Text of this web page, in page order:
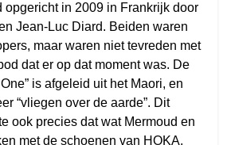
opgericht in 2009 in Frankrijk door
Jean-Luc Diard. Beiden waren
maar waren niet tevreden met
dat er op dat moment was. De
is afgeleid uit het Maori, en
“vliegen over de aarde”. Dit
ook precies dat wat Mermoud en
met de schoenen van HOKA.